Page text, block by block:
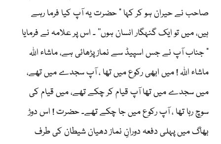
صاحب نے حیران ہو کر کہا ” حضرت یہ آپ کیا فرما رہے
ہیں، میں تو ایک گنہگار انسان ہوں‘‘ ۔ اس پر علامہ نے فرمایا
” جناب آپ نے جس اسپیڈ سے نماز پڑھائی ہے، ماشاء اللہ
ماشاء اللہ ! میں ابھی رکوع میں تھا ، آپ سجدے میں تھے،
میں سجدے میں تھا آپ قیام کر چکے تھے، میں قیام کی
سوچ رہا تھا ، آپ رکوع میں جا چکے تھے۔ حضرت ! اس دوڑ
بھاگ میں پہلی دفعہ دورانِ نماز دھیان شیطان کی طرف